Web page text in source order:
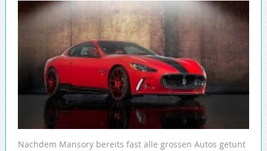
Nachdem Mansory bereits fast alle grossen Autos getunt